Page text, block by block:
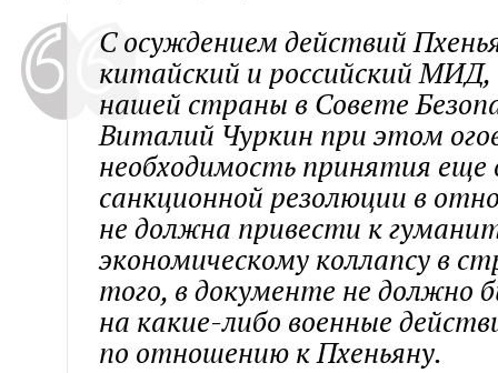
С осуждением действий
китайский и российский МИД,
нашей страны в Совете
Виталий Чуркин при этом
необходимость принятия еще
санкционной резолюции в
не должна привести к
экономическому коллапсу в
того, в документе не должно
на какие-либо военные
по отношению к Пхеньяну.